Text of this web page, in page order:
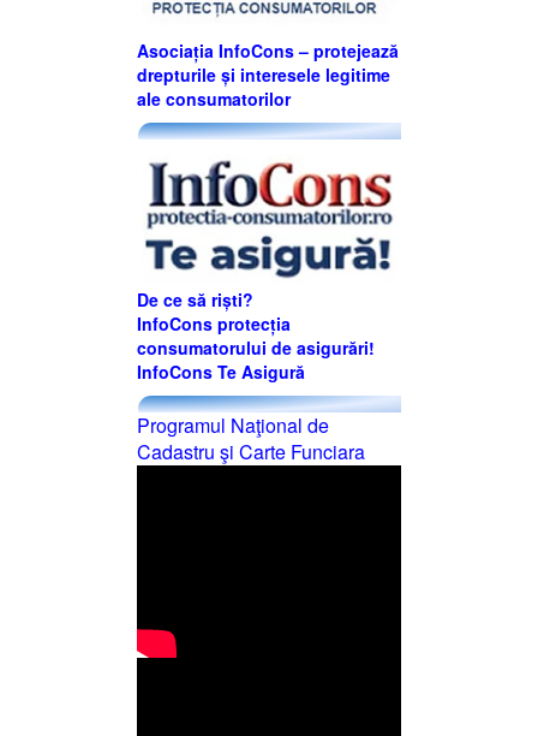
Asociația InfoCons – protejează
drepturile și interesele legitime
ale consumatorilor
De ce să riști?
InfoCons protecția
consumatorului de asigurări!
InfoCons Te Asigură
Programul Naţional de
Cadastru şi Carte Funciara